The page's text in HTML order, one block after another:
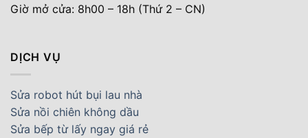
Giờ mở cửa: 8h00 – 18h (Thứ 2 – CN)
DỊCH VỤ
Sửa robot hút bụi lau nhà
Sửa nồi chiên không dầu
Sửa bếp từ lấy ngay giá rẻ